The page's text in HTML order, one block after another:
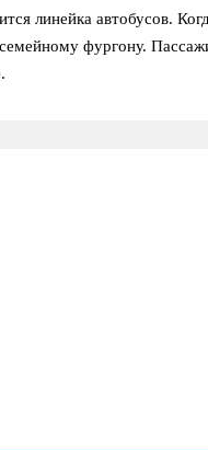
линейка автобусов.
фургону.